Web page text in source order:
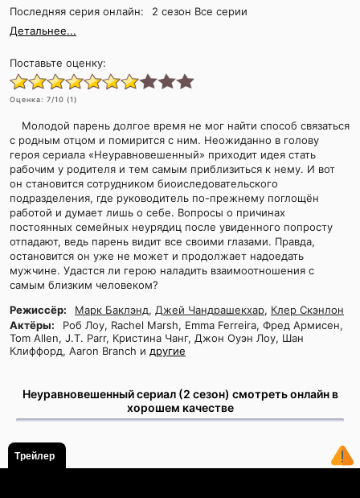
Последняя серия онлайн:
2 сезон Все серии
Детальнее...
Поставьте оценку:
Оценка: 7/10 (1)
Молодой парень долгое время не мог найти способ связаться
с родным отцом и помирится с ним. Неожиданно в голову
героя сериала «Неуравновешенный» приходит идея стать
рабочим у родителя и тем самым приблизиться к нему. И вот
он становится сотрудником биоиследовательского
подразделения, где руководитель по-прежнему поглощён
работой и думает лишь о себе. Вопросы о причинах
постоянных семейных неурядиц после увиденного попросту
отпадают, ведь парень видит все своими глазами. Правда,
остановится он уже не может и продолжает надоедать
мужчине. Удастся ли герою наладить взаимоотношения с
самым близким человеком?
Режиссёр:
Марк Баклэнд, Джей Чандрашекхар, Клер Скэнлон
Актёры:
Роб Лоу, Rachel Marsh, Emma Ferreira, Фред Армисен,
Tom Allen, J.T. Parr, Кристина Чанг, Джон Оуэн Лоу, Шан
Клиффорд, Aaron Branch и другие
Неуравновешенный сериал (2 сезон) смотреть онлайн в
хорошем качестве
Трейлер